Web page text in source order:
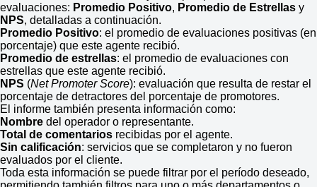
evaluaciones: Promedio Positivo, Promedio de Estrellas y
NPS, detalladas a continuación.
Promedio Positivo: el promedio de evaluaciones positivas (en
porcentaje) que este agente recibió.
Promedio de estrellas: el promedio de evaluaciones con
estrellas que este agente recibió.
NPS (Net Promoter Score): evaluación que resulta de restar el
porcentaje de detractores del porcentaje de promotores.
El informe también presenta información como:
Nombre del operador o representante.
Total de comentarios recibidas por el agente.
Sin calificación: servicios que se completaron y no fueron
evaluados por el cliente.
Toda esta información se puede filtrar por el período deseado,